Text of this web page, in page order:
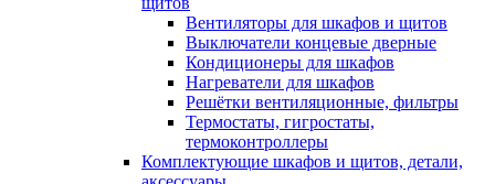
Вентиляторы для шкафов и щитов
Выключатели концевые дверные
Кондиционеры для шкафов
Нагреватели для шкафов
Решётки вентиляционные, фильтры
Термостаты, гигростаты,
термоконтроллеры
Комплектующие шкафов и щитов, детали,